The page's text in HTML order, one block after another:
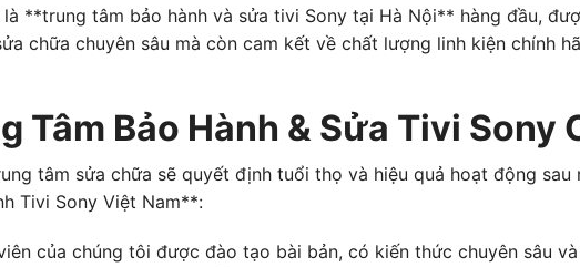
**trung tâm bảo hành và sửa tivi Sony tại Hà Nội** hàng đầu,
chữa chuyên sâu mà còn cam kết về chất lượng linh kiện chính
Tâm Bảo Hành & Sửa Tivi Sony
tâm sửa chữa sẽ quyết định tuổi thọ và hiệu quả hoạt động
Tivi Sony Việt Nam**:
của chúng tôi được đào tạo bài bản, có kiến thức chuyên sâu